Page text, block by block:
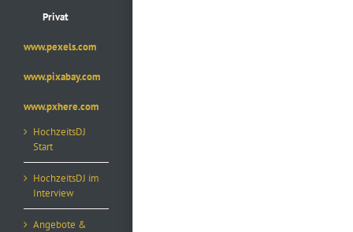
Privat
www.pexels.com
www.pixabay.com
www.pxhere.com
HochzeitsDJ
Start
HochzeitsDJ im
Interview
Angebote &